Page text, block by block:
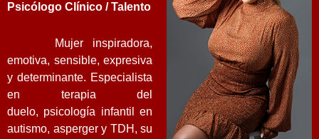
Psicólogo Clínico / Talento
Mujer inspiradora,
emotiva, sensible, expresiva
y determinante. Especialista
en terapia del
duelo, psicología infantil en
autismo, asperger y TDH, su